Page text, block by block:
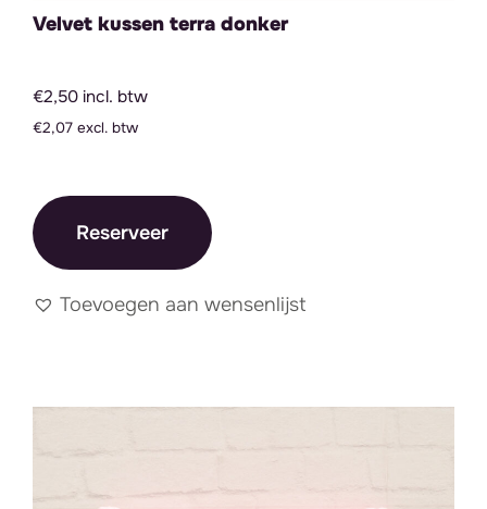
Velvet kussen terra donker
€2,50 incl. btw
€2,07 excl. btw
Reserveer
Toevoegen aan wensenlijst